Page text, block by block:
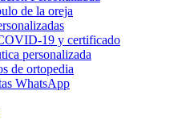
de la oreja
19 y certificado
personalizada
de ortopedia
WhatsApp